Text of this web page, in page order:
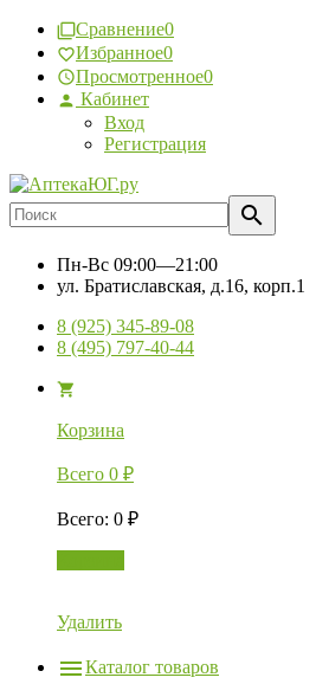
Сравнение0
Избранное0
Просмотренное0
Кабинет
Вход
Регистрация
Пн-Вс 09:00—21:00
ул. Братиславская, д.16, корп.1
8 (925) 345-89-08
8 (495) 797-40-44
Корзина
Всего 0 ₽
Всего: 0 ₽
Удалить
Каталог товаров